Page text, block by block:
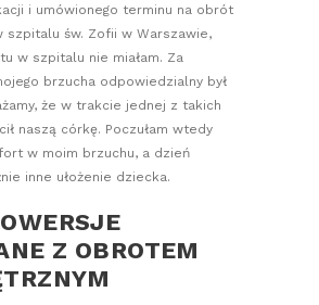
i umówionego terminu na obrót
szpitalu św. Zofii w Warszawie,
w szpitalu nie miałam. Za
brzucha odpowiedzialny był
że w trakcie jednej z takich
naszą córkę. Poczułam wtedy
w moim brzuchu, a dzień
inne ułożenie dziecka.
Z OBROTEM